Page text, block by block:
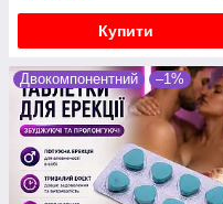
Купити
Двокомпонентний –1%